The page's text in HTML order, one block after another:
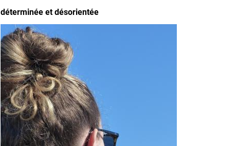
déterminée et désorientée
Image